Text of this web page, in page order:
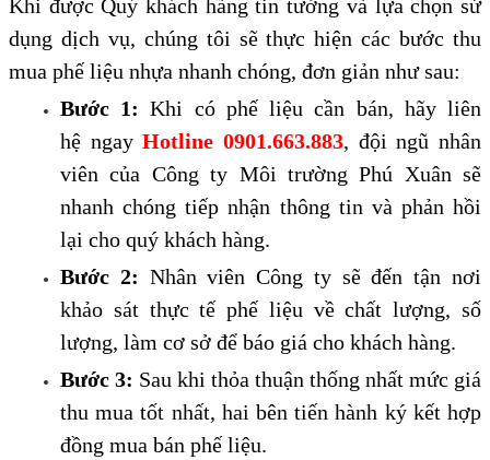
Khi được Quý khách hàng tin tưởng và lựa chọn sử
dụng dịch vụ, chúng tôi sẽ thực hiện các bước thu
mua phế liệu nhựa nhanh chóng, đơn giản như sau:
Bước 1: Khi có phế liệu cần bán, hãy liên
hệ ngayHotline 0901.663.883, đội ngũ nhân
viên của Công ty Môi trường Phú Xuân sẽ
nhanh chóng tiếp nhận thông tin và phản hồi
lại cho quý khách hàng.
Bước 2: Nhân viên Công ty sẽ đến tận nơi
khảo sát thực tế phế liệu về chất lượng, số
lượng, làm cơ sở để báo giá cho khách hàng.
Bước 3: Sau khi thỏa thuận thống nhất mức giá
thu mua tốt nhất, hai bên tiến hành ký kết hợp
đồng mua bán phế liệu.